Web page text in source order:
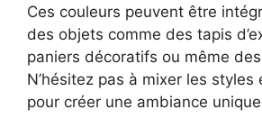
Ces couleurs peuvent être
des objets comme des tapis
paniers décoratifs ou même
N’hésitez pas à mixer les styles
pour créer une ambiance